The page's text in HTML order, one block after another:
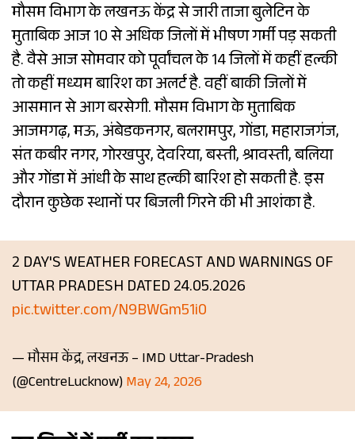
मौसम विभाग के लखनऊ केंद्र से जारी ताजा बुलेटिन के
मुताबिक आज 10 से अधिक जिलों में भीषण गर्मी पड़ सकती
है. वैसे आज सोमवार को पूर्वांचल के 14 जिलों में कहीं हल्‍की
तो कहीं मध्यम बारिश का अलर्ट है. वहीं बाकी जिलों में
आसमान से आग बरसेगी. मौसम विभाग के मुताबिक
आजमगढ़, मऊ, अंबेडकनगर, बलरामपुर, गोंडा, महाराजगंज,
संत कबीर नगर, गोरखपुर, देवरिया, बस्‍ती, श्रावस्‍ती, बलिया
और गोंडा में आंधी के साथ हल्‍की बारिश हो सकती है. इस
दौरान कुछेक स्थानों पर बिजली गिरने की भी आशंका है.
2 DAY'S WEATHER FORECAST AND WARNINGS OF
UTTAR PRADESH DATED 24.05.2026
pic.twitter.com/N9BWGm51i0
— मौसम केंद्र, लखनऊ – IMD Uttar-Pradesh
(@CentreLucknow)May 24, 2026